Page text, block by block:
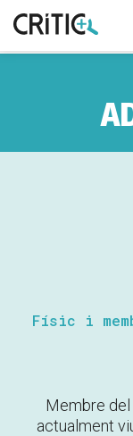
Cerca
Físic i
Membre del
actualment